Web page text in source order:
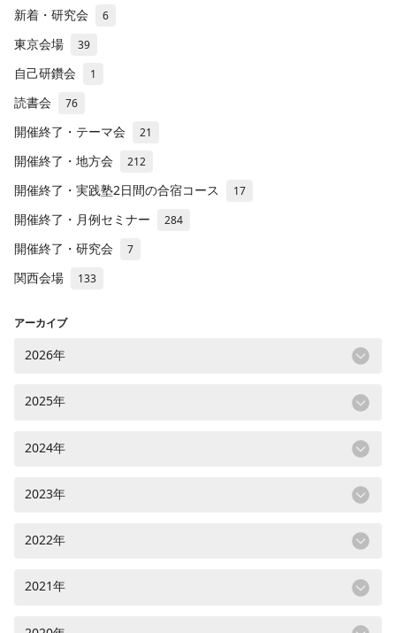
新着・研究会 6
東京会場 39
自己研鑽会 1
読書会 76
開催終了・テーマ会 21
開催終了・地方会 212
開催終了・実践塾2日間の合宿コース 17
開催終了・月例セミナー 284
開催終了・研究会 7
関西会場 133
アーカイブ
2026年
2025年
2024年
2023年
2022年
2021年